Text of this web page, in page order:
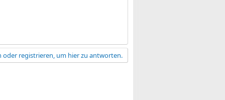
oder registrieren, um hier zu antworten.